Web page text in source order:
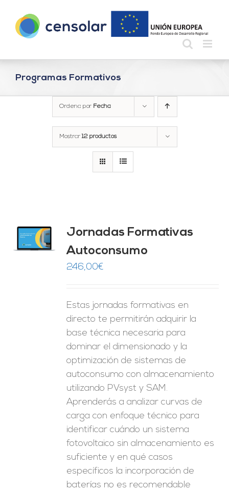
contenido
Programas Formativos
Ordena por Fecha
Mostrar12 productos
Jornadas Formativas
Autoconsumo
246,00€
Estas jornadas formativas en
directo te permitirán adquirir la
base técnica necesaria para
dominar el dimensionado y la
optimización de sistemas de
autoconsumo con almacenamiento
utilizando PVsyst y SAM.
Aprenderás a analizar curvas de
carga con enfoque técnico para
identificar cuándo un sistema
fotovoltaico sin almacenamiento es
suficiente y en qué casos
específicos la incorporación de
baterías no es recomendable